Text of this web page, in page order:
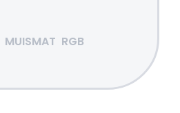
MUISMAT RGB